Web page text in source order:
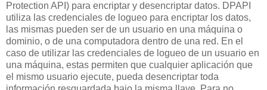
Protection API) para encriptar y desencriptar datos. DPAPI
utiliza las credenciales de logueo para encriptar los datos,
las mismas pueden ser de un usuario en una máquina o
dominio, o de una computadora dentro de una red. En el
caso de utilizar las credenciales de logueo de un usuario en
una máquina, estas permiten que cualquier aplicación que
el mismo usuario ejecute, pueda desencriptar toda